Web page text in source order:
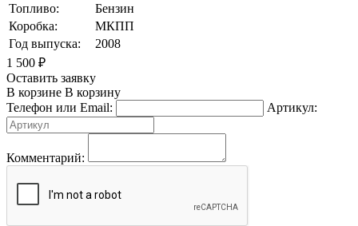
Топливо:
Бензин
Коробка:
МКПП
Год выпуска:
2008
1 500 ₽
Оставить заявку
В корзине В корзину
Телефон или Email:
Артикул:
Комментарий: